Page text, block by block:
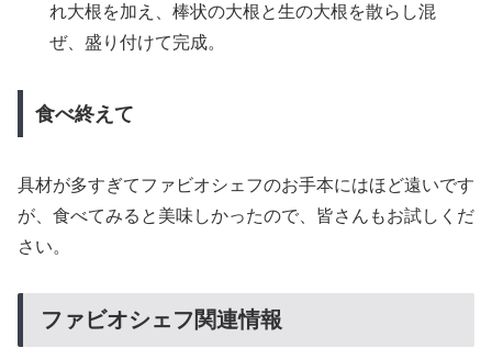
れ大根を加え、棒状の大根と生の大根を散らし混
ぜ、盛り付けて完成。
食べ終えて
具材が多すぎてファビオシェフのお手本にはほど遠いです
が、食べてみると美味しかったので、皆さんもお試しくだ
さい。
ファビオシェフ関連情報